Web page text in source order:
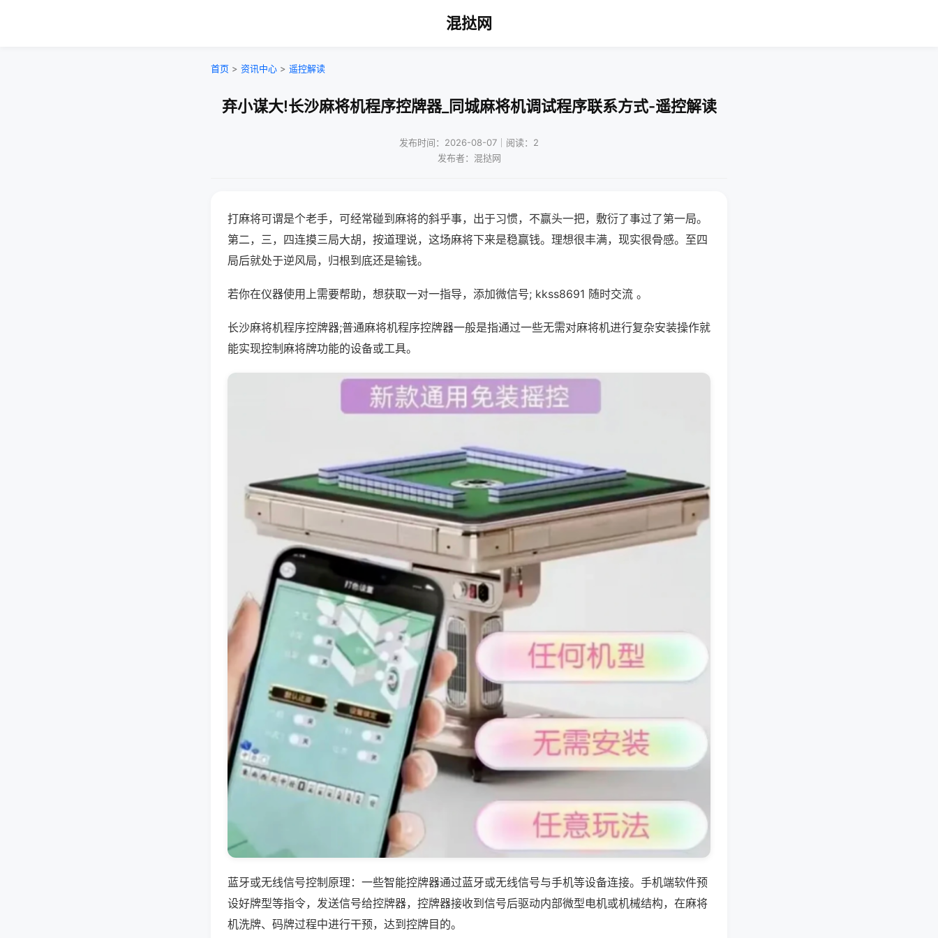
混挞网
首页 > 资讯中心 > 遥控解读
弃小谋大!长沙麻将机程序控牌器_同城麻将机调试程序联系方式-遥控解读
发布时间：2026-08-07｜阅读：2
发布者：混挞网
打麻将可谓是个老手，可经常碰到麻将的斜乎事，出于习惯，不赢头一把，敷衍了事过了第一局。
第二，三，四连摸三局大胡，按道理说，这场麻将下来是稳赢钱。理想很丰满，现实很骨感。至四
局后就处于逆风局，归根到底还是输钱。
若你在仪器使用上需要帮助，想获取一对一指导，添加微信号; kkss8691 随时交流 。
长沙麻将机程序控牌器;普通麻将机程序控牌器一般是指通过一些无需对麻将机进行复杂安装操作就
能实现控制麻将牌功能的设备或工具。
蓝牙或无线信号控制原理：一些智能控牌器通过蓝牙或无线信号与手机等设备连接。手机端软件预
设好牌型等指令，发送信号给控牌器，控牌器接收到信号后驱动内部微型电机或机械结构，在麻将
机洗牌、码牌过程中进行干预，达到控牌目的。